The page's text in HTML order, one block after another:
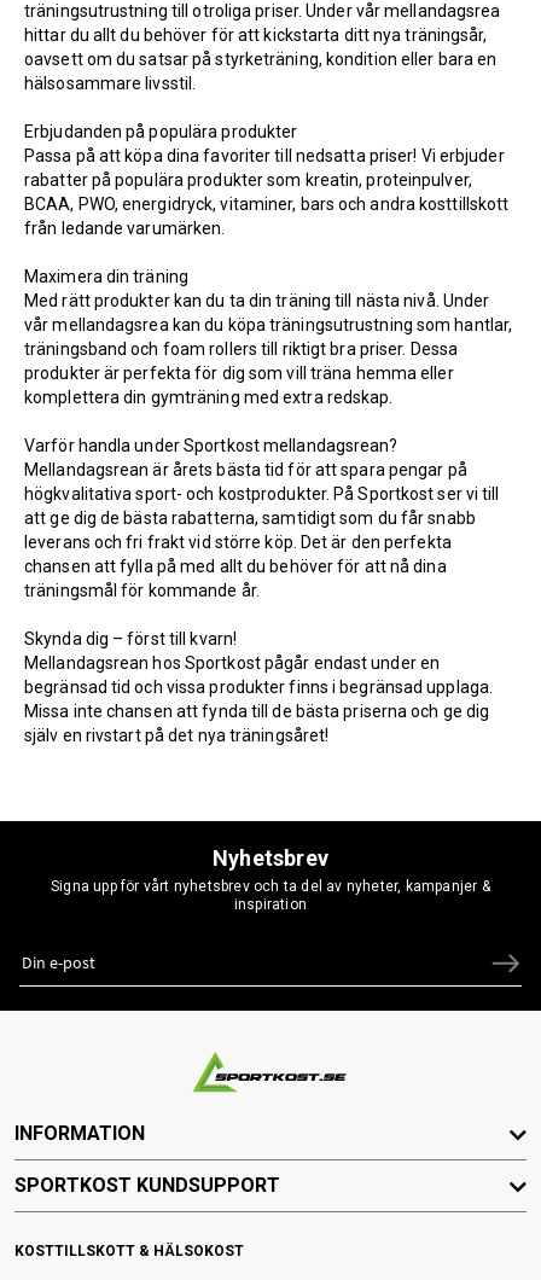
träningsutrustning till otroliga priser. Under vår mellandagsrea
hittar du allt du behöver för att kickstarta ditt nya träningsår,
oavsett om du satsar på styrketräning, kondition eller bara en
hälsosammare livsstil.
Erbjudanden på populära produkter
Passa på att köpa dina favoriter till nedsatta priser! Vi erbjuder
rabatter på populära produkter som kreatin, proteinpulver,
BCAA, PWO, energidryck, vitaminer, bars och andra kosttillskott
från ledande varumärken.
Maximera din träning
Med rätt produkter kan du ta din träning till nästa nivå. Under
vår mellandagsrea kan du köpa träningsutrustning som hantlar,
träningsband och foam rollers till riktigt bra priser. Dessa
produkter är perfekta för dig som vill träna hemma eller
komplettera din gymträning med extra redskap.
Varför handla under Sportkost mellandagsrean?
Mellandagsrean är årets bästa tid för att spara pengar på
högkvalitativa sport- och kostprodukter. På Sportkost ser vi till
att ge dig de bästa rabatterna, samtidigt som du får snabb
leverans och fri frakt vid större köp. Det är den perfekta
chansen att fylla på med allt du behöver för att nå dina
träningsmål för kommande år.
Skynda dig – först till kvarn!
Mellandagsrean hos Sportkost pågår endast under en
begränsad tid och vissa produkter finns i begränsad upplaga.
Missa inte chansen att fynda till de bästa priserna och ge dig
själv en rivstart på det nya träningsåret!
Nyhetsbrev
Signa upp för vårt nyhetsbrev och ta del av nyheter, kampanjer &
inspiration
KOSTTILLSKOTT & HÄLSOKOST
INFORMATION
SPORTKOST KUNDSUPPORT